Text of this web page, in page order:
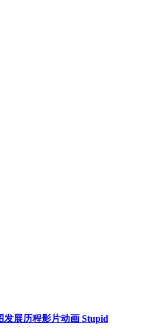
发展历程影片动画 Stupid